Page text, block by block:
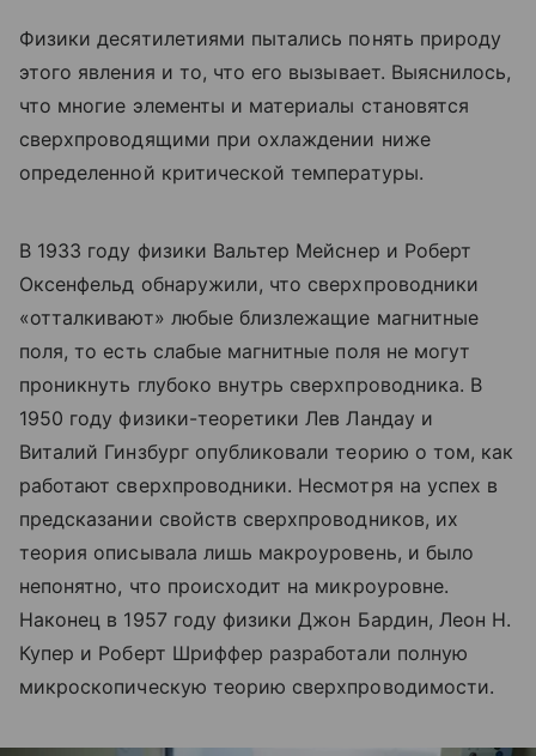
Физики десятилетиями пытались понять природу
этого явления и то, что его вызывает. Выяснилось,
что многие элементы и материалы становятся
сверхпроводящими при охлаждении ниже
определенной критической температуры.
В 1933 году физики Вальтер Мейснер и Роберт
Оксенфельд обнаружили, что сверхпроводники
«отталкивают» любые близлежащие магнитные
поля, то есть слабые магнитные поля не могут
проникнуть глубоко внутрь сверхпроводника. В
1950 году физики-теоретики Лев Ландау и
Виталий Гинзбург опубликовали теорию о том, как
работают сверхпроводники. Несмотря на успех в
предсказании свойств сверхпроводников, их
теория описывала лишь макроуровень, и было
непонятно, что происходит на микроуровне.
Наконец в 1957 году физики Джон Бардин, Леон Н.
Купер и Роберт Шриффер разработали полную
микроскопическую теорию сверхпроводимости.